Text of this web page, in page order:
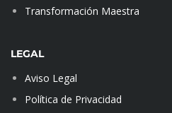
Transformación Maestra
LEGAL
Aviso Legal
Política de Privacidad